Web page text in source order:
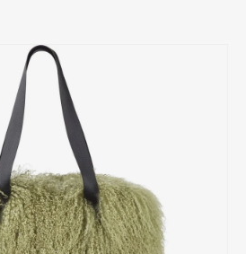
in gallerij-weergave